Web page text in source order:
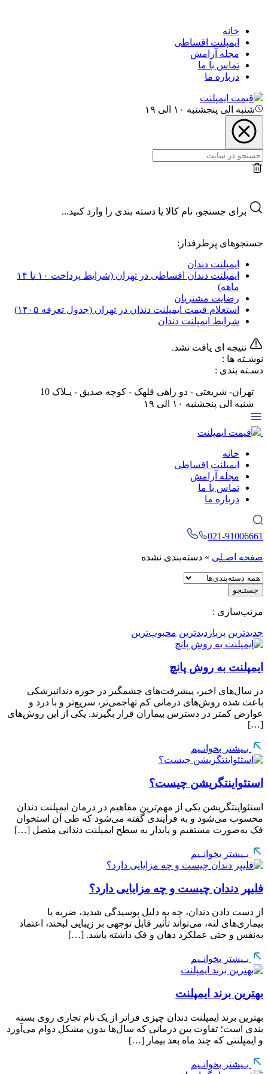
خانه
ایمپلنت اقساطی
مجله آرامش
تماس با ما
درباره ما
قیمت ایمپلنت
شنبه الی پنجشنبه ۱۰ الی ۱۹
برای جستجو، نام کالا یا دسته بندی را وارد کنید...
جستجوهای پرطرفدار:
ایمپلنت دندان
ایمپلنت دندان اقساطی در تهران (شرایط پرداخت ۱۰ تا ۱۴
ماهه)
رضایت مشتریان
استعلام قیمت ایمپلنت دندان در تهران (جدول تعرفه‌ ۱۴۰۵)
شرایط ایمپلنت دندان
نتیجه ای یافت نشد.
نوشـته ها :
دسـته بندی :
تهران- شریعتی - دو راهی قلهک - کوچه صدیق - پـلاک 10
شنبه الی پنجشنبه ۱۰ الی ۱۹
قیمت ایمپلنت
خانه
ایمپلنت اقساطی
مجله آرامش
تماس با ما
درباره ما
021-91006661
صفحه اصـلی » دسته‌بندی نشده
جستـجو
مرتب‌سازی :
جدیدترین پربازدیدترین محبوب‌ترین
ایمپلنت به روش پانچ
در سال‌های اخیر، پیشرفت‌های چشمگیر در حوزه دندانپزشکی
باعث شده روش‌های درمانی کم تهاجمی‌تر، سریع‌تر و با درد و
عوارض کمتر در دسترس بیماران قرار بگیرند. یکی از این روش‌های
[…]
بـیشتر بخوانـیم
استئواینتگریشن چیست؟
استئواینتگریشن یکی از مهم‌ترین مفاهیم در درمان ایمپلنت دندان
محسوب می‌شود و به فرایندی گفته می‌شود که طی آن استخوان
فک به‌صورت مستقیم و پایدار به سطح ایمپلنت دندانی متصل […]
بـیشتر بخوانـیم
فلیپر دندان چیست و چه مزایایی دارد؟
از دست دادن دندان، چه به دلیل پوسیدگی شدید، ضربه یا
بیماری‌های لثه، می‌تواند تأثیر قابل توجهی بر زیبایی لبخند، اعتماد
به‌نفس و حتی عملکرد دهان و فک داشته باشد. […]
بـیشتر بخوانـیم
بهترین برند ایمپلنت
بهترین برند ایمپلنت دندان چیزی فراتر از یک نام تجاری روی بسته
بندی است؛ تفاوت بین درمانی که سال‌ها بدون مشکل دوام می‌آورد
و ایمپلنتی که چند ماه بعد بیمار […]
بـیشتر بخوانـیم